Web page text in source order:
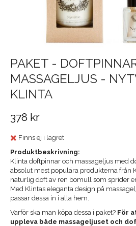
PAKET -
MASSAGELJUS -
KLINTA
378 kr
Finns ej i lagret
Produktbeskrivning:
Klinta doftpinnar och massageljus med
absolut mest populära produkterna från
naturlig doft av ren bomull som sprider
Med Klintas eleganta design på
passar dessa in i alla hem.
Varför ska man köpa dessa i paket? För
uppleva både massageljuset och